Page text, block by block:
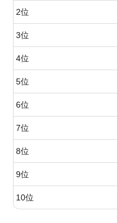
2位
3位
4位
5位
6位
7位
8位
9位
10位